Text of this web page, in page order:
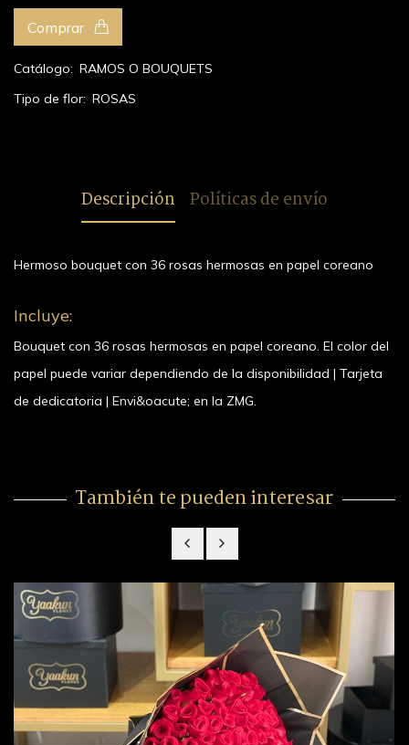
Comprar
Catálogo: RAMOS O BOUQUETS
Tipo de flor: ROSAS
Descripción Políticas de envío
Hermoso bouquet con 36 rosas hermosas en papel coreano
Incluye:
Bouquet con 36 rosas hermosas en papel coreano. El color del
papel puede variar dependiendo de la disponibilidad | Tarjeta
de dedicatoria | Envi&oacute; en la ZMG.
También te pueden interesar